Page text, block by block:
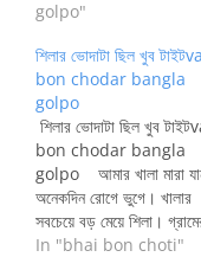
ঘটনা আমি আপনাদের সাথে শেয়ার
সদস্য সংখ্যা কাজের মেয়ে সহ
চারজন্। আমি মা, আর আমার
বছরের বড় বড়বোন, আর বাবা
বাইরে…
golpo"
শিলার ভোদাটা ছিল খুব
bon chodar bangla
golpo
শিলার ভোদাটা ছিল খুব
bon chodar bangla
golpo আমার খালা মারা
অনেকদিন রোগে ভুগে। খালার
সবচেয়ে বড় মেয়ে শিলা।
মেয়ে। বাড়িতে ওকে দেখার মতো
In "bhai bon choti"